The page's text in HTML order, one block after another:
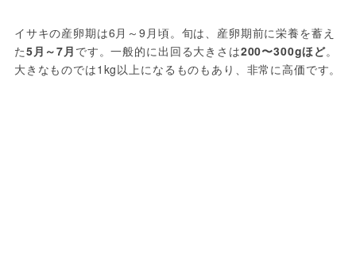
イサキの産卵期は6月～9月頃。旬は、産卵期前に栄養を蓄え
た5月～7月 です。一般的に出回る大きさは200〜300gほど。
大きなものでは1kg以上になるものもあり、非常に高価です。